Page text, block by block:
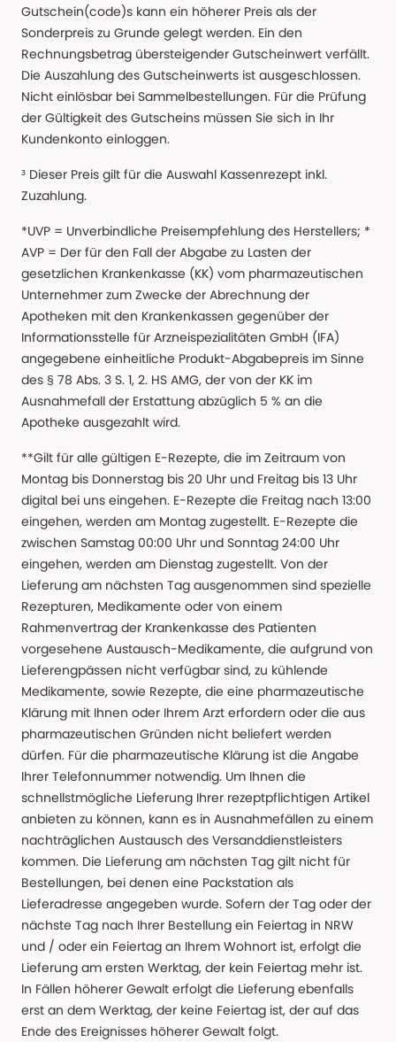
Gutschein(code)s kann ein höherer Preis als der
Sonderpreis zu Grunde gelegt werden. Ein den
Rechnungsbetrag übersteigender Gutscheinwert verfällt.
Die Auszahlung des Gutscheinwerts ist ausgeschlossen.
Nicht einlösbar bei Sammelbestellungen. Für die Prüfung
der Gültigkeit des Gutscheins müssen Sie sich in Ihr
Kundenkonto einloggen.
³ Dieser Preis gilt für die Auswahl Kassenrezept inkl.
Zuzahlung.
*UVP = Unverbindliche Preisempfehlung des Herstellers; *
AVP = Der für den Fall der Abgabe zu Lasten der
gesetzlichen Krankenkasse (KK) vom pharmazeutischen
Unternehmer zum Zwecke der Abrechnung der
Apotheken mit den Krankenkassen gegenüber der
Informationsstelle für Arzneispezialitäten GmbH (IFA)
angegebene einheitliche Produkt-Abgabepreis im Sinne
des § 78 Abs. 3 S. 1, 2. HS AMG, der von der KK im
Ausnahmefall der Erstattung abzüglich 5 % an die
Apotheke ausgezahlt wird.
**Gilt für alle gültigen E-Rezepte, die im Zeitraum von
Montag bis Donnerstag bis 20 Uhr und Freitag bis 13 Uhr
digital bei uns eingehen. E-Rezepte die Freitag nach 13:00
eingehen, werden am Montag zugestellt. E-Rezepte die
zwischen Samstag 00:00 Uhr und Sonntag 24:00 Uhr
eingehen, werden am Dienstag zugestellt. Von der
Lieferung am nächsten Tag ausgenommen sind spezielle
Rezepturen, Medikamente oder von einem
Rahmenvertrag der Krankenkasse des Patienten
vorgesehene Austausch-Medikamente, die aufgrund von
Lieferengpässen nicht verfügbar sind, zu kühlende
Medikamente, sowie Rezepte, die eine pharmazeutische
Klärung mit Ihnen oder Ihrem Arzt erfordern oder die aus
pharmazeutischen Gründen nicht beliefert werden
dürfen. Für die pharmazeutische Klärung ist die Angabe
Ihrer Telefonnummer notwendig. Um Ihnen die
schnellstmögliche Lieferung Ihrer rezeptpflichtigen Artikel
anbieten zu können, kann es in Ausnahmefällen zu einem
nachträglichen Austausch des Versanddienstleisters
kommen. Die Lieferung am nächsten Tag gilt nicht für
Bestellungen, bei denen eine Packstation als
Lieferadresse angegeben wurde. Sofern der Tag oder der
nächste Tag nach Ihrer Bestellung ein Feiertag in NRW
und / oder ein Feiertag an Ihrem Wohnort ist, erfolgt die
Lieferung am ersten Werktag, der kein Feiertag mehr ist.
In Fällen höherer Gewalt erfolgt die Lieferung ebenfalls
erst an dem Werktag, der keine Feiertag ist, der auf das
Ende des Ereignisses höherer Gewalt folgt.